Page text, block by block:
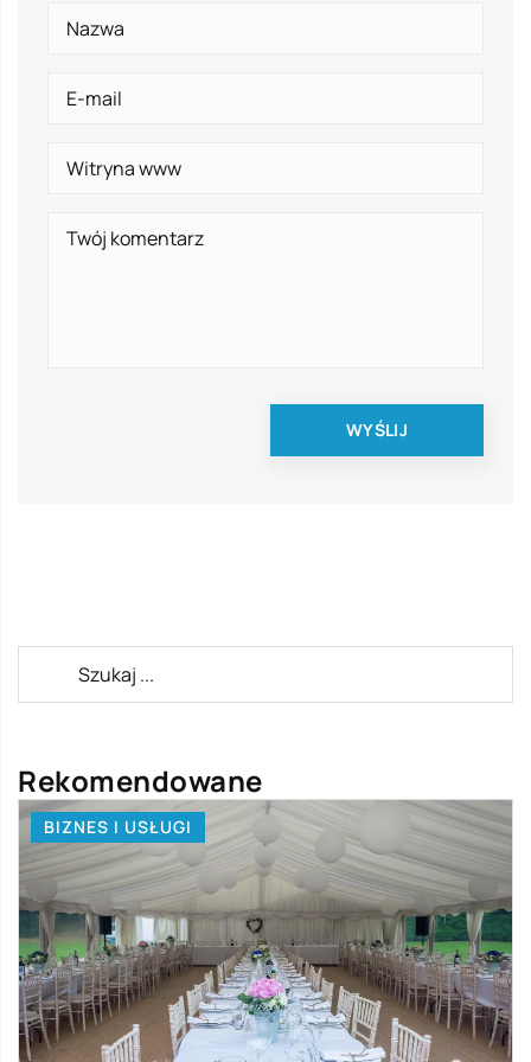
Rekomendowane
BIZNES I USŁUGI